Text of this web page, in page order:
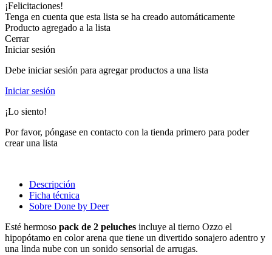
¡Felicitaciones!
Tenga en cuenta que esta lista se ha creado automáticamente
Producto agregado a la lista
Cerrar
Iniciar sesión
Debe iniciar sesión para agregar productos a una lista
Iniciar sesión
¡Lo siento!
Por favor, póngase en contacto con la tienda primero para poder
crear una lista
Descripción
Ficha técnica
Sobre Done by Deer
Esté hermoso pack de 2 peluches incluye al tierno Ozzo el
hipopótamo en color arena que tiene un divertido sonajero adentro y
una linda nube con un sonido sensorial de arrugas.